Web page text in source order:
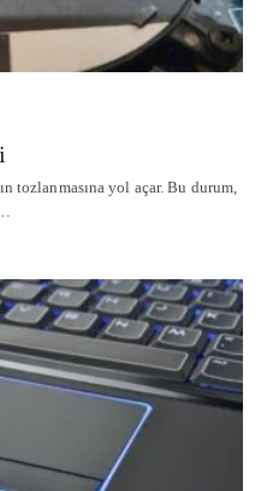
tozlanmasına yol açar. Bu durum,